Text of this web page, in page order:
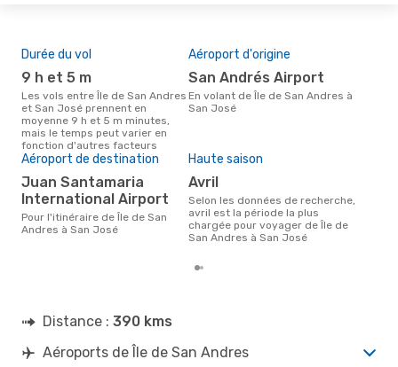
Durée du vol
9 h et 5 m
Les vols entre Île de San Andres
et San José prennent en
moyenne 9 h et 5 m minutes,
mais le temps peut varier en
fonction d'autres facteurs
Aéroport d'origine
San Andrés Airport
En volant de Île de San Andres à
San José
Aéroport de destination
Juan Santamaria
International Airport
Pour l'itinéraire de Île de San
Andres à San José
Haute saison
avril
Selon les données de recherche,
avril est la période la plus
chargée pour voyager de Île de
San Andres à San José
Distance : 390 kms
Aéroports de Île de San Andres